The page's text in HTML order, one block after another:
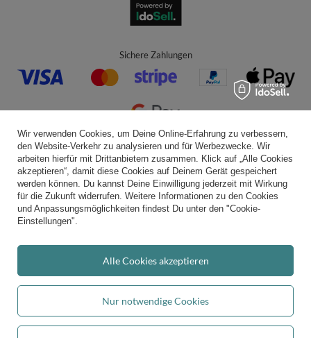
Sichere Zahlungen
Bequeme Lieferung
Du kannst uns vertrauen
Folge uns:
Wir verwenden Cookies, um Deine Online-Erfahrung zu verbessern,
den Website-Verkehr zu analysieren und für Werbezwecke. Wir
arbeiten hierfür mit Drittanbietern zusammen. Klick auf „Alle Cookies
akzeptieren“, damit diese Cookies auf Deinem Gerät gespeichert
werden können. Du kannst Deine Einwilligung jederzeit mit Wirkung
für die Zukunft widerrufen. Weitere Informationen zu den Cookies
und Anpassungsmöglichkeiten findest Du unter den "Cookie-
Einstellungen".
Nur notwendige Cookies
Alle Cookies akzeptieren